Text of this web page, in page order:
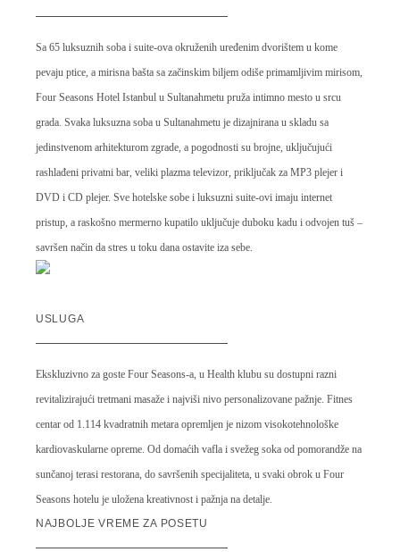
Sa 65 luksuznih soba i suite-ova okruženih uređenim dvorištem u kome
pevaju ptice, a mirisna bašta sa začinskim biljem odiše primamljivim mirisom,
Four Seasons Hotel Istanbul u Sultanahmetu pruža intimno mesto u srcu
grada. Svaka luksuzna soba u Sultanahmetu je dizajnirana u skladu sa
jedinstvenom arhitekturom zgrade, a pogodnosti su brojne, uključujući
rashlađeni privatni bar, veliki plazma televizor, priključak za MP3 plejer i
DVD i CD plejer. Sve hotelske sobe i luksuzni suite-ovi imaju internet
pristup, a raskošno mermerno kupatilo uključuje duboku kadu i odvojen tuš –
savršen način da stres u toku dana ostavite iza sebe.
USLUGA
Ekskluzivno za goste Four Seasons-a, u Health klubu su dostupni razni
revitalizirajući tretmani masaže i najviši nivo personalizovane pažnje. Fitnes
centar od 1.114 kvadratnih metara opremljen je nizom visokotehnološke
kardiovaskularne opreme. Od domaćih vafla i svežeg soka od pomorandže na
sunčanoj terasi restorana, do savršenih specijaliteta, u svaki obrok u Four
Seasons hotelu je uložena kreativnost i pažnja na detalje.
NAJBOLJE VREME ZA POSETU